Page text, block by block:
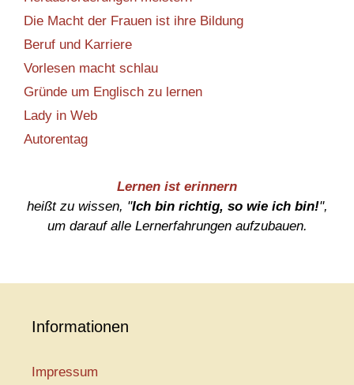
Die Macht der Frauen ist ihre Bildung
Beruf und Karriere
Vorlesen macht schlau
Gründe um Englisch zu lernen
Lady in Web
Autorentag
Lernen ist erinnern
heißt zu wissen, "Ich bin richtig, so wie ich bin!",
um darauf alle Lernerfahrungen aufzubauen.
Informationen
Impressum